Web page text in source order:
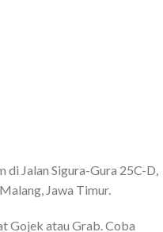
di Jalan Sigura-Gura 25C-D,
Jawa Timur.
Gojek atau Grab. Coba